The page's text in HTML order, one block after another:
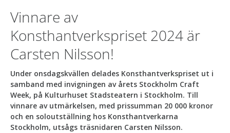
Vinnare av
Konsthantverkspriset 2024 är
Carsten Nilsson!
Under onsdagskvällen delades Konsthantverkspriset ut i
samband med invigningen av årets Stockholm Craft
Week, på Kulturhuset Stadsteatern i Stockholm. Till
vinnare av utmärkelsen, med prissumman 20 000 kronor
och en soloutställning hos Konsthantverkarna
Stockholm, utsågs träsnidaren Carsten Nilsson.